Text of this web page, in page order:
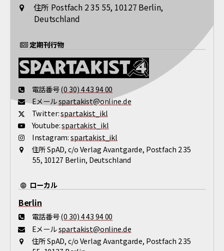
住所 Postfach 2 35 55, 10127 Berlin,
Deutschland
定期刊行物
電話番号(0 30) 4 43 94 00
Eメールspartakist@online.de
Twitter:spartakist_ikl
Youtube:spartakist_ikl
Instagram:spartakist_ikl
住所SpAD, c/o Verlag Avantgarde, Postfach 2 35
55, 10127 Berlin, Deutschland
ローカル
Berlin
電話番号(0 30) 4 43 94 00
Eメールspartakist@online.de
住所SpAD, c/o Verlag Avantgarde, Postfach 2 35